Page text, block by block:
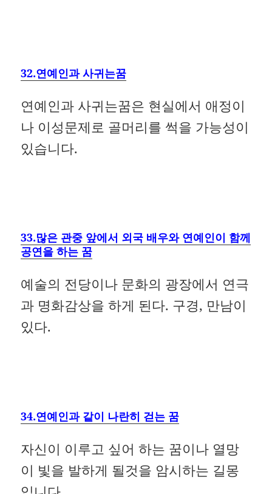
32.연예인과 사귀는꿈
연예인과 사귀는꿈은 현실에서 애정이
나 이성문제로 골머리를 썩을 가능성이
있습니다.
33.많은 관중 앞에서 외국 배우와 연예인이 함께
공연을 하는 꿈
예술의 전당이나 문화의 광장에서 연극
과 명화감상을 하게 된다. 구경, 만남이
있다.
34.연예인과 같이 나란히 걷는 꿈
자신이 이루고 싶어 하는 꿈이나 열망
이 빛을 발하게 될것을 암시하는 길몽